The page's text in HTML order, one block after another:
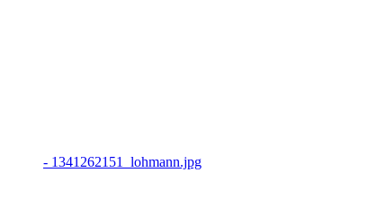
- 1341262151_lohmann.jpg